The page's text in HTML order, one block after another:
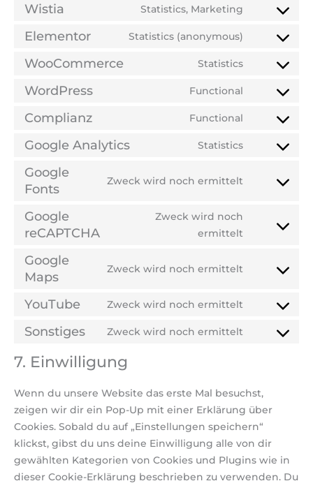
Wistia Statistics, Marketing
Elementor Statistics (anonymous)
WooCommerce Statistics
WordPress Functional
Complianz Functional
Google Analytics Statistics
Google
Fonts
Zweck wird noch ermittelt
Google
reCAPTCHA
Zweck wird noch
ermittelt
Google
Maps
Zweck wird noch ermittelt
YouTube Zweck wird noch ermittelt
Sonstiges Zweck wird noch ermittelt
7. Einwilligung
Wenn du unsere Website das erste Mal besuchst,
zeigen wir dir ein Pop-Up mit einer Erklärung über
Cookies. Sobald du auf „Einstellungen speichern“
klickst, gibst du uns deine Einwilligung alle von dir
gewählten Kategorien von Cookies und Plugins wie in
dieser Cookie-Erklärung beschrieben zu verwenden. Du